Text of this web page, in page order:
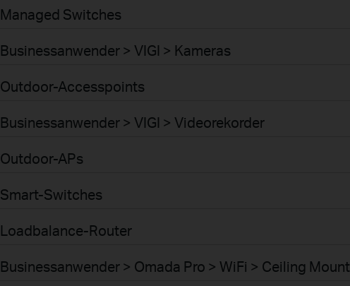
Managed Switches
Businessanwender > VIGI > Kameras
Outdoor-Accesspoints
Businessanwender > VIGI > Videorekorder
Outdoor-APs
Smart-Switches
Loadbalance-Router
Businessanwender > Omada Pro > WiFi > Ceiling Mount